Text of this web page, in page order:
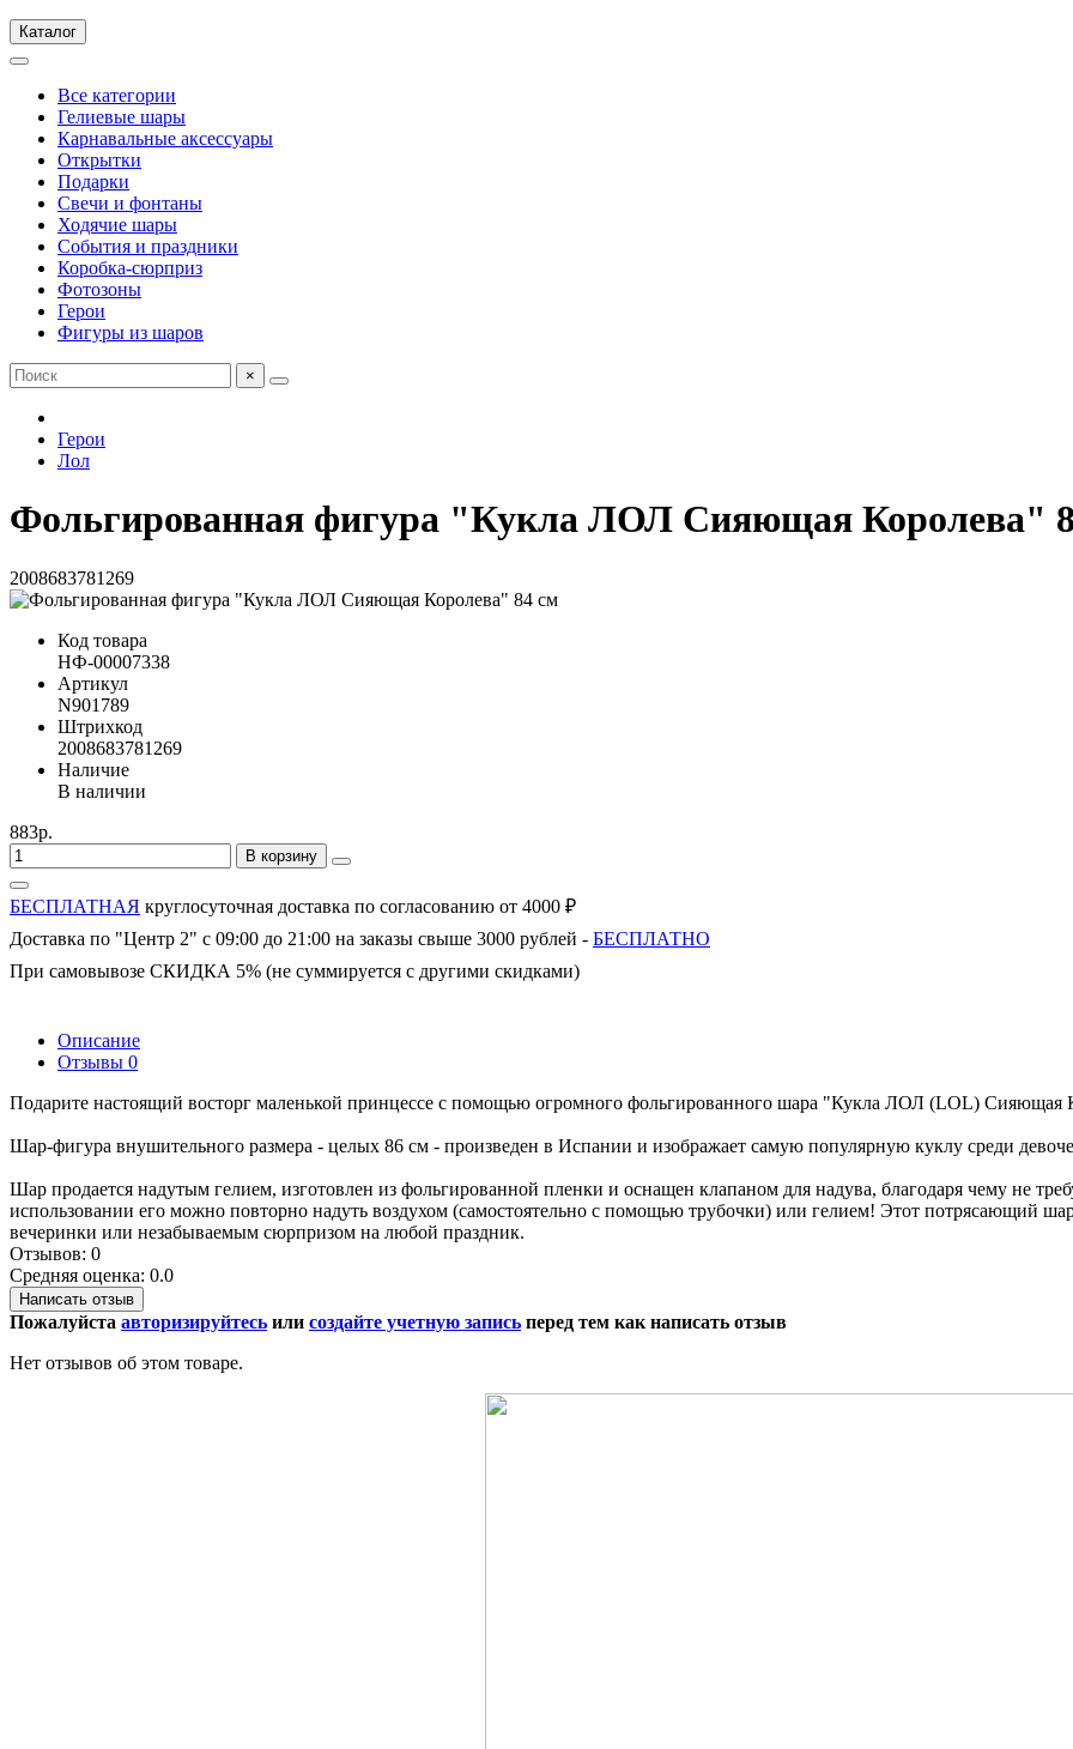
Каталог
Все категории
Гелиевые шары
Карнавальные аксессуары
Открытки
Подарки
Свечи и фонтаны
Ходячие шары
События и праздники
Коробка-сюрприз
Фотозоны
Герои
Фигуры из шаров
×
Герои
Лол
Фольгированная фигура "Кукла ЛОЛ Сияющая Королева"
2008683781269
Код товара
НФ-00007338
Артикул
N901789
Штрихкод
2008683781269
Наличие
В наличии
883р.
В корзину
БЕСПЛАТНАЯ круглосуточная доставка по согласованию от 4000 ₽
Доставка по "Центр 2" с 09:00 до 21:00 на заказы свыше 3000 рублей - БЕСПЛАТНО
При самовывозе СКИДКА 5% (не суммируется с другими скидками)
Описание
Отзывы 0
Подарите настоящий восторг маленькой принцессе с помощью огромного фольгированного шара "Кукла ЛОЛ (LOL) Сияющая
Шар-фигура внушительного размера - целых 86 см - произведен в Испании и изображает самую популярную куклу среди
Шар продается надутым гелием, изготовлен из фольгированной пленки и оснащен клапаном для надува, благодаря чему не
использовании его можно повторно надуть воздухом (самостоятельно с помощью трубочки) или гелием! Этот потрясающий
вечеринки или незабываемым сюрпризом на любой праздник.
Отзывов: 0
Средняя оценка: 0.0
Написать отзыв
Пожалуйста авторизируйтесь или создайте учетную запись перед тем как написать отзыв
Нет отзывов об этом товаре.